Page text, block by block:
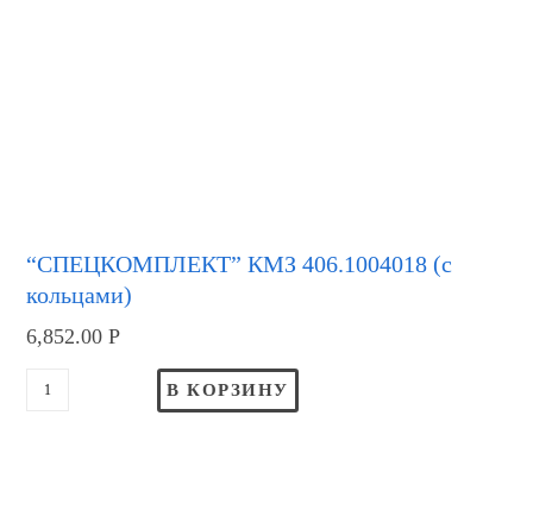
“СПЕЦКОМПЛЕКТ” КМЗ 406.1004018 (с
кольцами)
6,852.00Р
В КОРЗИНУ